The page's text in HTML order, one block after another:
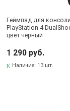
Бавлы,
Бугульма,
Бугульма,
Бугульма,
Геймпад для
PlayStation 4
цвет черный
1 290 руб.
Наличие: 13 шт.